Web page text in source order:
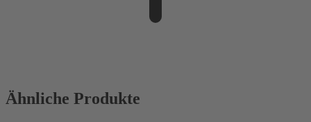
Ähnliche Produkte